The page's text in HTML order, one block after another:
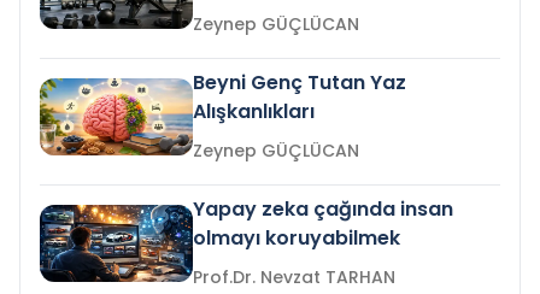
Zeynep GÜÇLÜCAN
Beyni Genç Tutan Yaz
Alışkanlıkları
Zeynep GÜÇLÜCAN
Yapay zeka çağında insan
olmayı koruyabilmek
Prof.Dr. Nevzat TARHAN